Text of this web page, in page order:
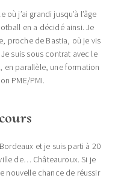
j’ai grandi jusqu’à l’âge
en a décidé ainsi. Je
proche de Bastia, où je vis
suis sous contrat avec le
en parallèle, une formation
PME/PMI.
et je suis parti à 20
de… Châteauroux. Si je
nouvelle chance de réussir